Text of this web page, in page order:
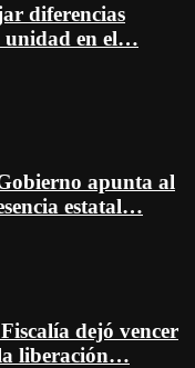
diferencias
unidad en el…
apunta al
estatal…
dejó vencer
liberación…